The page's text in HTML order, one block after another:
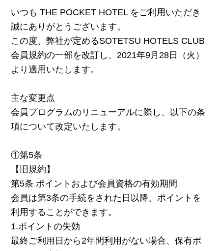
いつも THE POCKET HOTEL をご利用いただき
誠にありがとうございます。
この度、弊社が定めるSOTETSU HOTELS CLUB
会員規約の一部を改訂し、2021年9月28日（火）
より適用いたします。
主な変更点
会員プログラムのリニューアルに際し、以下の条
項について改定いたします。
①第5条
【旧規約】
第5条 ポイントおよび会員資格の有効期間
会員は第3条の手続をされた日以降、ポイントを
利用することができます。
1.ポイントの失効
最終ご利用日から2年間利用がない場合、保有ポ